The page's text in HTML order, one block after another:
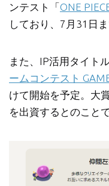
ンテスト「ONE
しており、7月31日
また、IP活用タイト
ームコンテスト
けて開始を予定。大
を出資するとのことで